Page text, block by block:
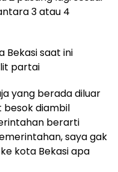
3 atau 4
Bekasi saat ini
partai
yang berada diluar
diambil
berarti
saya gak
kota Bekasi apa